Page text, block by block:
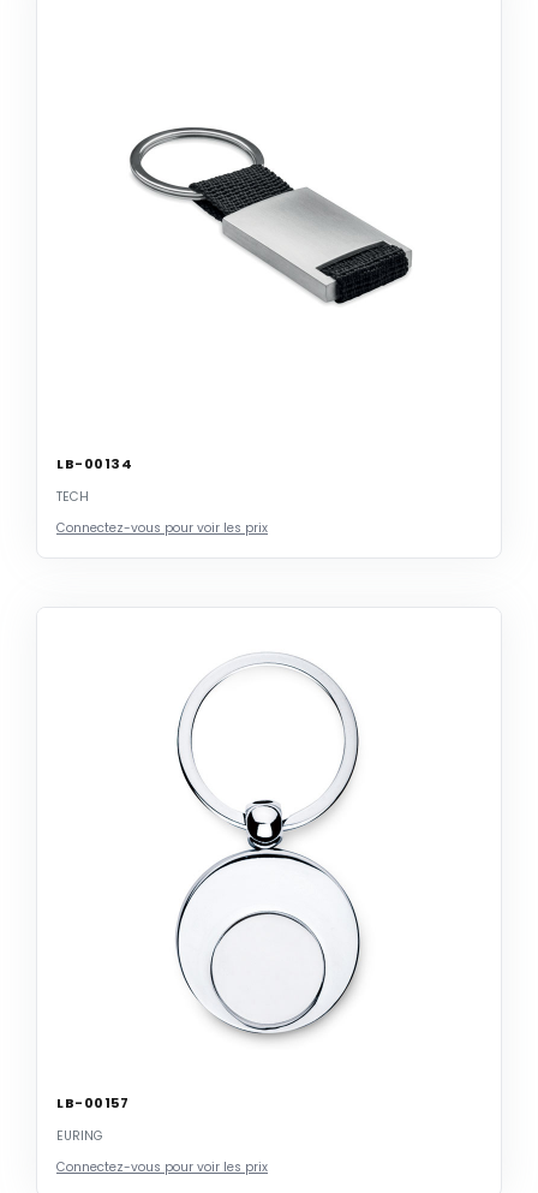
LB-00134
TECH
Connectez-vous pour voir les prix
LB-00157
EURING
Connectez-vous pour voir les prix